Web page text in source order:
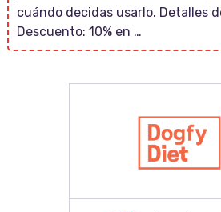
cuándo decidas usarlo. Detalles
Descuento: 10% en …